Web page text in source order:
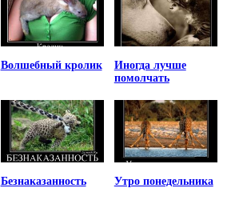
Волшебный кролик
Иногда лучше
помолчать
Безнаказанность Утро понедельника